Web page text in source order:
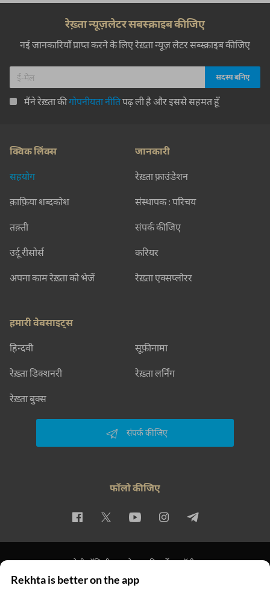
रेख़्ता न्यूज़लेटर सबस्क्राइब कीजिए
नई जानकारियाँ प्राप्त करने के लिए रेख़्ता न्यूज़ लेटर सब्स्क्राइब कीजिए
मैंने रेख़्ता कीगोपनीयता नीतिपढ़ ली है और इससे सहमत हूँ
क्विक लिंक्स
सहयोग
क़ाफ़िया शब्दकोश
तक़्ती
उर्दू रीसोर्स
अपना काम रेख़्ता को भेजें
जानकारी
रेख़्ता फ़ाउंडेशन
संस्थापक : परिचय
संपर्क कीजिए
करियर
रेख़्ता एक्सप्लोरर
हमारी वेबसाइट्स
हिन्दवी सूफ़ीनामा
रेख़्ता डिक्शनरी रेख़्ता लर्निंग
रेख़्ता बुक्स
संपर्क कीजिए
फॉलो कीजिए
प्राइवेसी पॉलिसी इस्तेमाल की शर्तें कॉपीराइट
© 2026 Rekhta™ Foundation. All rights reserved.
Rekhta is better on the app